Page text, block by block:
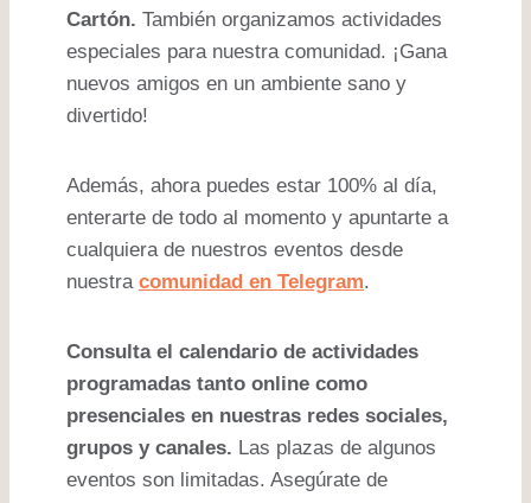
Cartón. También organizamos actividades
especiales para nuestra comunidad. ¡Gana
nuevos amigos en un ambiente sano y
divertido!
Además, ahora puedes estar 100% al día,
enterarte de todo al momento y apuntarte a
cualquiera de nuestros eventos desde
nuestra comunidad en Telegram.
Consulta el calendario de actividades
programadas tanto online como
presenciales en nuestras redes sociales,
grupos y canales. Las plazas de algunos
eventos son limitadas. Asegúrate de